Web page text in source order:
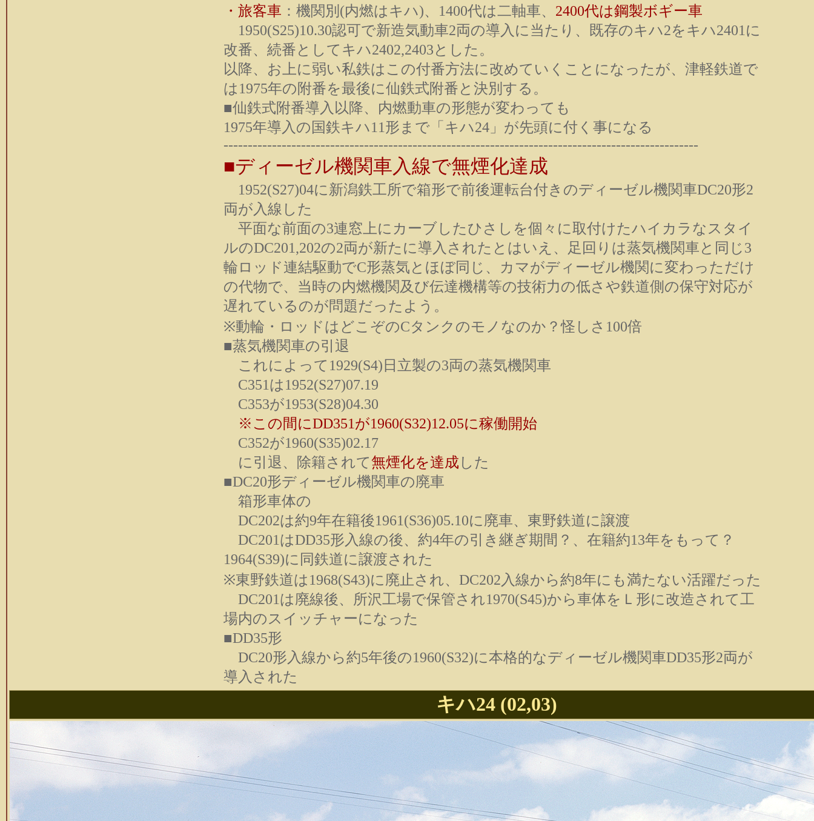
・旅客車 ：機関別(内燃はキハ)、1400代は二軸車、 2400代は鋼製ボギー車
1950(S25)10.30認可で新造気動車2両の導入に当たり、既存のキハ2をキハ2401に
改番、続番としてキハ2402,2403とした。
以降、お上に弱い私鉄はこの付番方法に改めていくことになったが、津軽鉄道で
は1975年の附番を最後に仙鉄式附番と決別する。
■仙鉄式附番導入以降、内燃動車の形態が変わっても
1975年導入の国鉄キハ11形まで「キハ24」が先頭に付く事になる
--------------------------------------------------------------------------------------------------
■ディーゼル機関車入線で無煙化達成
1952(S27)04に新潟鉄工所で箱形で前後運転台付きのディーゼル機関車DC20形2
両が入線した
平面な前面の3連窓上にカーブしたひさしを個々に取付けたハイカラなスタイ
ルのDC201,202の2両が新たに導入されたとはいえ、足回りは蒸気機関車と同じ3
輪ロッド連結駆動でC形蒸気とほぼ同じ、カマがディーゼル機関に変わっただけ
の代物で、当時の内燃機関及び伝達機構等の技術力の低さや鉄道側の保守対応が
遅れているのが問題だったよう。
※動輪・ロッドはどこぞのCタンクのモノなのか？怪しさ100倍
■蒸気機関車の引退
これによって1929(S4)日立製の3両の蒸気機関車
C351は1952(S27)07.19
C353が1953(S28)04.30
※この間にDD351が1960(S32)12.05に稼働開始
C352が1960(S35)02.17
に引退、除籍されて無煙化を達成 した
■DC20形ディーゼル機関車の廃車
箱形車体の
DC202は約9年在籍後1961(S36)05.10に廃車、東野鉄道に譲渡
DC201はDD35形入線の後、約4年の引き継ぎ期間？、在籍約13年をもって？
1964(S39)に同鉄道に譲渡された
※東野鉄道は1968(S43)に廃止され、DC202入線から約8年にも満たない活躍だった
DC201は廃線後、所沢工場で保管され1970(S45)から車体をＬ形に改造されて工
場内のスイッチャーになった
■DD35形
DC20形入線から約5年後の1960(S32)に本格的なディーゼル機関車DD35形2両が
導入された
キハ24 (02,03)